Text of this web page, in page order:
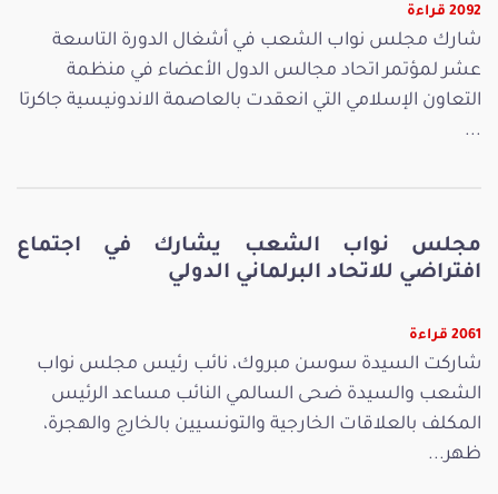
2092 قراءة
شارك مجلس نواب الشعب في أشغال الدورة التاسعة
عشر لمؤتمر اتحاد مجالس الدول الأعضاء في منظمة
التعاون الإسلامي التي انعقدت بالعاصمة الاندونيسية جاكرتا
...
مجلس نواب الشعب يشارك في اجتماع
افتراضي للاتحاد البرلماني الدولي
2061 قراءة
شاركت السيدة سوسن مبروك، نائب رئيس مجلس نواب
الشعب والسيدة ضحى السالمي النائب مساعد الرئيس
المكلف بالعلاقات الخارجية والتونسيين بالخارج والهجرة،
ظهر...